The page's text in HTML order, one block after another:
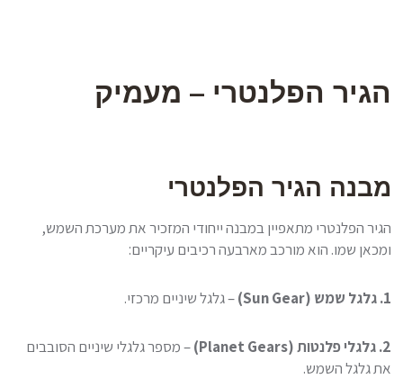
הגיר הפלנטרי – מעמיק
מבנה הגיר הפלנטרי
הגיר הפלנטרי מתאפיין במבנה ייחודי המזכיר את מערכת השמש,
ומכאן שמו. הוא מורכב מארבעה רכיבים עיקריים:
1. גלגל שמש (Sun Gear) – גלגל שיניים מרכזי.
2. גלגלי פלנטות (Planet Gears)
– מספר גלגלי שיניים הסובבים
את גלגל השמש.